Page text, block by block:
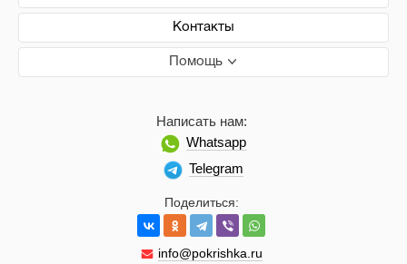
Контакты
Помощь
Поделиться:
info@pokrishka.ru
Написать нам:
Whatsapp
Telegram